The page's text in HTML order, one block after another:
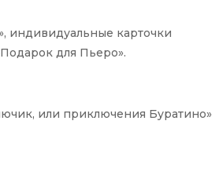
индивидуальные карточки
для Пьеро».
или приключения Буратино»